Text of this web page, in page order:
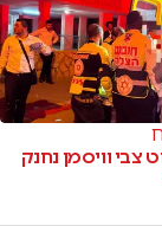
צבי וויסמן נחנק